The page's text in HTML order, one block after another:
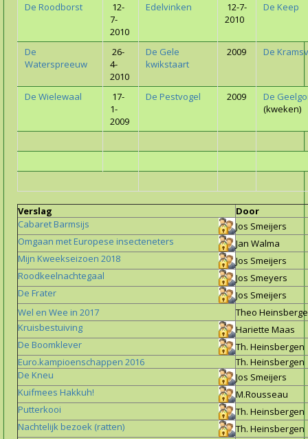
De Roodborst
12-
7-
2010
Edelvinken
12-7-
2010
De Keep
De
Waterspreeuw
26-
4-
2010
De Gele
kwikstaart
2009 De
De Wielewaal
17-
1-
2009
De Pestvogel 2009
De
(kweken)
Verslag
Door
Cabaret Barmsijs
Jos Smeijers
Omgaan met Europese insecteneters
Jan Walma
Mijn Kweekseizoen 2018
Jos Smeijers
Roodkeelnachtegaal
Jos Smeyers
De Frater
Jos Smeijers
Wel en Wee in 2017
Theo
Kruisbestuiving
Hariette Maas
De Boomklever
Th. Heinsbergen
Euro.kampioenschappen 2016
Th. Heinsbergen
De Kneu
Jos Smeijers
Kuifmees Hakkuh!
M.Rousseau
Putterkooi
Th. Heinsbergen
Nachtelijk bezoek (ratten)
Th. Heinsbergen